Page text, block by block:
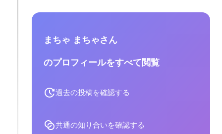
まちゃ まちゃさん
のプロフィールをすべて閲覧
過去の投稿を確認する
共通の知り合いを確認する